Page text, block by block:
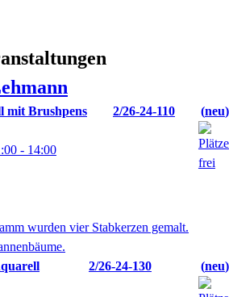
mit Brushpens 2/26-24-110
neu
- 14:00
2/26-24-130
neu